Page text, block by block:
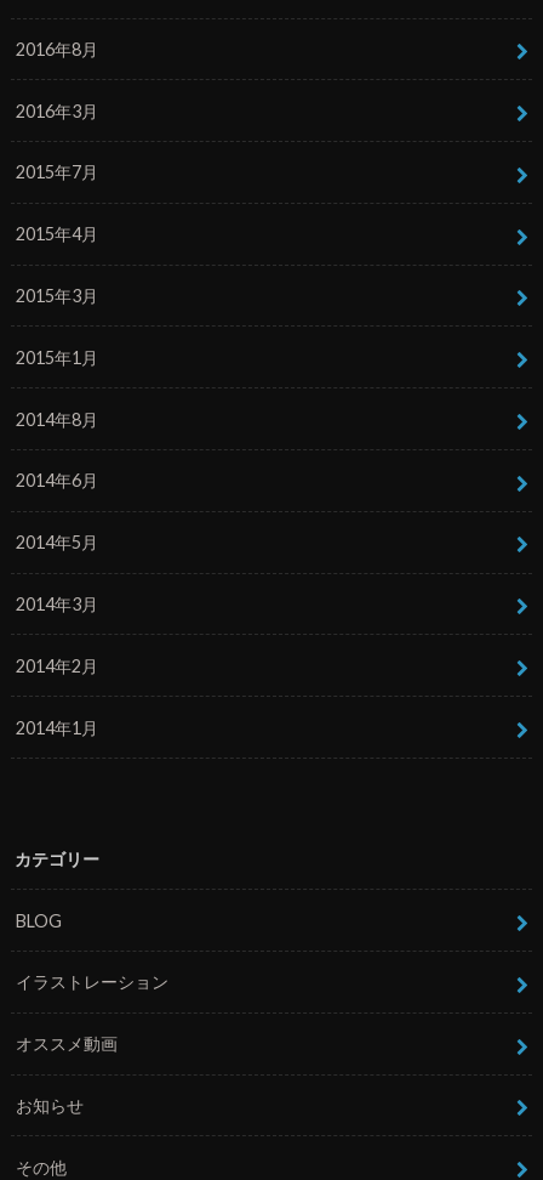
2016年8月
2016年3月
2015年7月
2015年4月
2015年3月
2015年1月
2014年8月
2014年6月
2014年5月
2014年3月
2014年2月
2014年1月
カテゴリー
BLOG
イラストレーション
オススメ動画
お知らせ
その他